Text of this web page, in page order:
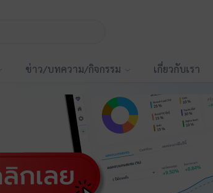
ข่าว/บทความ/กิจกรรม เกี่ยวกับเรา